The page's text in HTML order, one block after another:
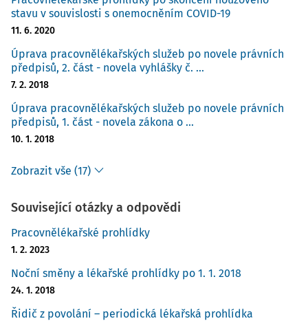
stavu v souvislosti s onemocněním COVID-19
11. 6. 2020
Úprava pracovnělékařských služeb po novele právních
předpisů, 2. část - novela vyhlášky č. ...
7. 2. 2018
Úprava pracovnělékařských služeb po novele právních
předpisů, 1. část - novela zákona o ...
10. 1. 2018
Zobrazit vše (17)
Související otázky a odpovědi
Pracovnělékařské prohlídky
1. 2. 2023
Noční směny a lékařské prohlídky po 1. 1. 2018
24. 1. 2018
Řidič z povolání – periodická lékařská prohlídka